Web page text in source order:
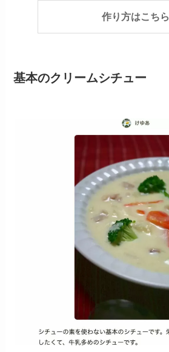
作り方はこちら
基本のクリームシチュー